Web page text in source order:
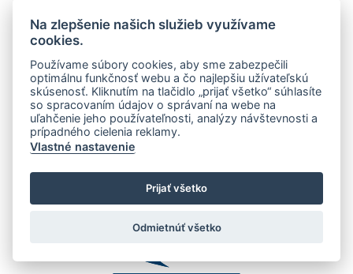
Na zlepšenie našich služieb využívame
cookies.
Používame súbory cookies, aby sme zabezpečili
optimálnu funkčnosť webu a čo najlepšiu užívateľskú
skúsenosť. Kliknutím na tlačidlo „prijať všetko“ súhlasíte
so spracovaním údajov o správaní na webe na
uľahčenie jeho používateľnosti, analýzy návštevnosti a
prípadného cielenia reklamy.
Vlastné nastavenie
Prijať všetko
Odmietnúť všetko